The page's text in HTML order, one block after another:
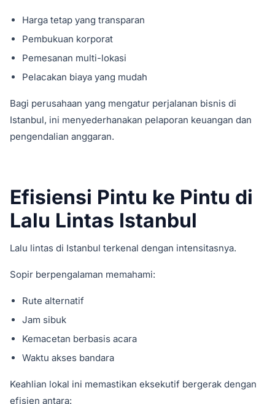
Harga tetap yang transparan
Pembukuan korporat
Pemesanan multi-lokasi
Pelacakan biaya yang mudah
Bagi perusahaan yang mengatur perjalanan bisnis di
Istanbul, ini menyederhanakan pelaporan keuangan dan
pengendalian anggaran.
Efisiensi Pintu ke Pintu di
Lalu Lintas Istanbul
Lalu lintas di Istanbul terkenal dengan intensitasnya.
Sopir berpengalaman memahami:
Rute alternatif
Jam sibuk
Kemacetan berbasis acara
Waktu akses bandara
Keahlian lokal ini memastikan eksekutif bergerak dengan
efisien antara: